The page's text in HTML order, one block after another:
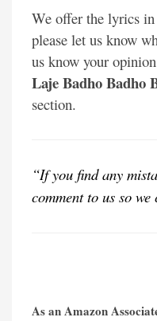
We offer the lyrics
please let us know
us know your
Laje Badho Badho
section.
“If you find any
comment to us so
As an Amazon